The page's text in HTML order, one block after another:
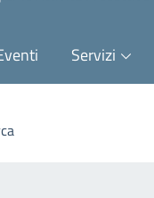
Servizi